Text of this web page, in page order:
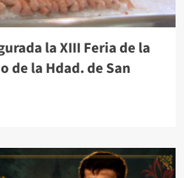
la XIII Feria de la
de la Hdad. de San